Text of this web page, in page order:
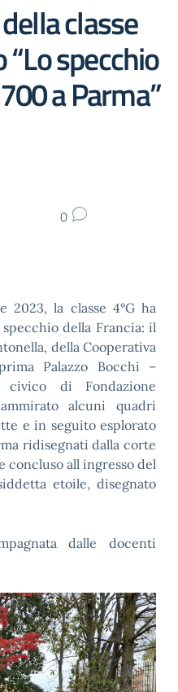
classe
specchio
a Parma”
0
2023, la classe 4°G ha
della Francia: il
della Cooperativa
Palazzo Bocchi –
civico di Fondazione
alcuni quadri
e in seguito esplorato
ridisegnati dalla corte
concluso all ingresso del
etoile, disegnato
dalle docenti